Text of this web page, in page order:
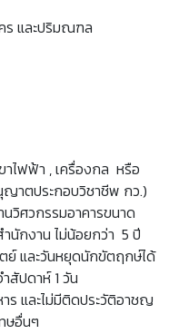
ร และปริมณฑล
ไฟฟ้า , เครื่องกล หรือ
าตประกอบวิชาชีพ กว.)
วิศวกรรมอาคารขนาด
นักงาน ไม่น้อยกว่า 5 ปี
ย์ และวันหยุดนักขัตฤกษ์ได้
สัปดาห์ 1 วัน
และไม่มีติดประวัติอาชญ
ษอื่นๆ